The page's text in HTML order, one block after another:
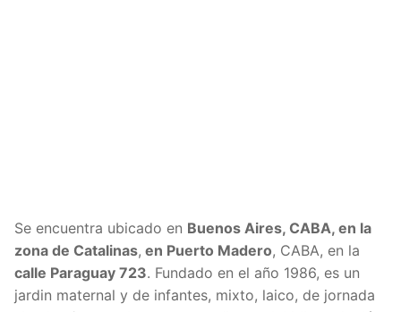
Se encuentra ubicado en Buenos Aires, CABA, en la
zona de Catalinas, en Puerto Madero, CABA, en la
calle Paraguay 723. Fundado en el año 1986, es un
jardin maternal y de infantes, mixto, laico, de jornada